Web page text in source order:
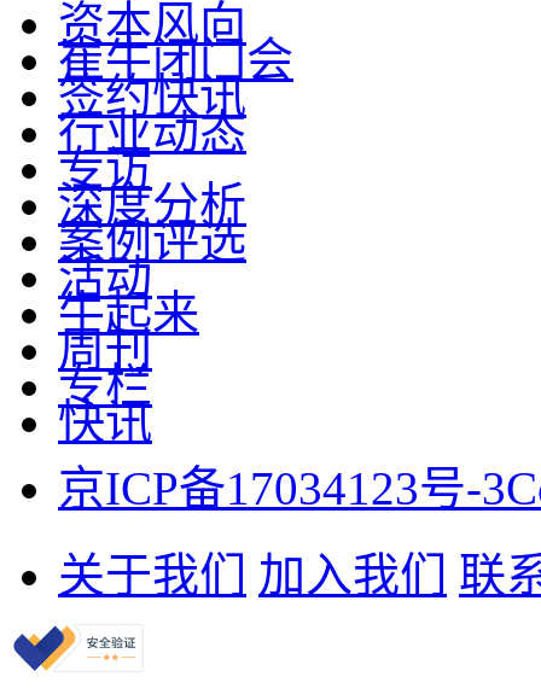
资本风向
崔牛闭门会
签约快讯
行业动态
专访
深度分析
案例评选
活动
牛起来
周刊
专栏
快讯
京ICP备17034123号-3
关于我们
加入我们 联